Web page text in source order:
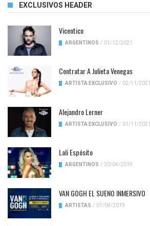
EXCLUSIVOS HEADER
Vicentico
ARGENTINOS / 01/12/2021
Contratar A Julieta Venegas
ARTISTA EXCLUSIVO / 02/11/2021
Alejandro Lerner
ARTISTA EXCLUSIVO / 01/11/2021
Lali Espósito
ARGENTINOS / 30/04/2019
VAN GOGH EL SUENO INMERSIVO
ARTISTAS / 01/04/2019